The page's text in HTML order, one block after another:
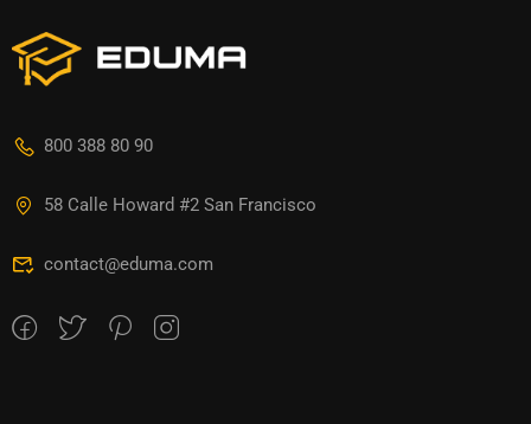
800 388 80 90
58 Calle Howard #2 San Francisco
contact@eduma.com